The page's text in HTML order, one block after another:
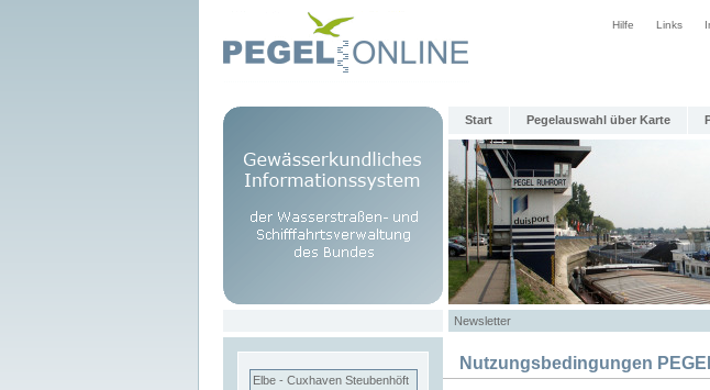
Hilfe Links
Start Pegelauswahl über Karte
Newsletter
Elbe - Cuxhaven Steubenhöft
Nutzungsbedingungen